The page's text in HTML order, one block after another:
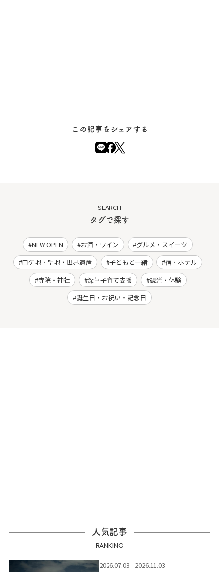
この記事をシェアする
SEARCH
タグで探す
NEW OPEN お酒・ワイン
グルメ・スイーツ
ロケ地・聖地・世界遺産
子どもと一緒
宿・ホテル
寺院・神社
深草子育て支援
観光・体験
誕生日・お祝い・記念日
人気記事
RANKING
2026.07.03 - 2026.11.03